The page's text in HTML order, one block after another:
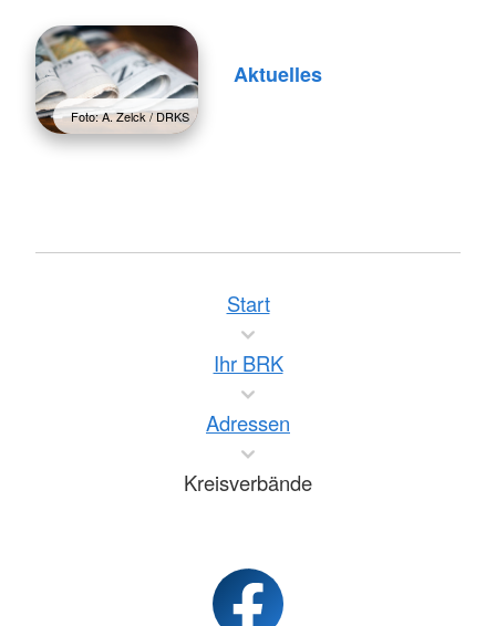
Foto: A. Zelck / DRKS
Aktuelles
Start
Ihr BRK
Adressen
Kreisverbände